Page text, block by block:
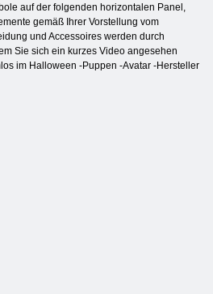
auf der folgenden horizontalen Panel,
gemäß Ihrer Vorstellung vom
und Accessoires werden durch
Sie sich ein kurzes Video angesehen
im Halloween -Puppen -Avatar -Hersteller